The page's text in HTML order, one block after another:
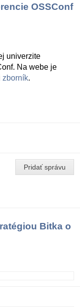
OSSConf
univerzite
Na webe je
zborník.
Pridať správu
Bitka o